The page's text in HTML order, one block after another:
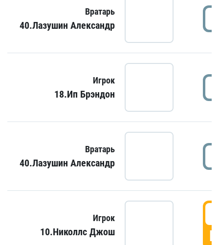
Вратарь
40.Лазушин Александр
Игрок
18.Ип Брэндон
Вратарь
40.Лазушин Александр
Игрок
10.Николлс Джош